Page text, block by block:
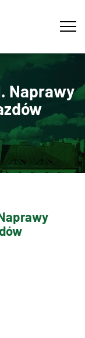
Naprawy